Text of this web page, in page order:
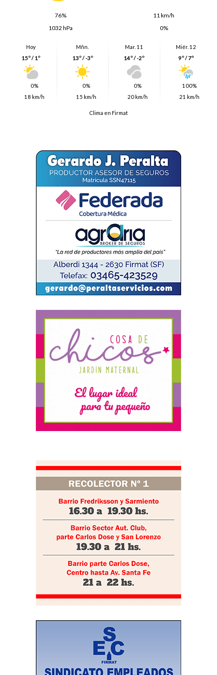
76%
11 km/h
1032 hPa
0%
Hoy
15º / 1º
0%
18 km/h
Mñn.
13º / -3º
0%
15 km/h
Mar. 11
14º / -2º
0%
20 km/h
Miér. 12
9º / 7º
100%
21 km/h
Clima en Firmat